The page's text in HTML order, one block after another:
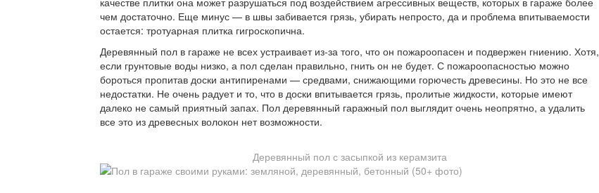
чем достаточно. Еще минус — в швы забивается грязь, убирать непросто, да и проблема впитываемости
остается: тротуарная плитка гигроскопична.
Деревянный пол в гараже не всех устраивает из-за того, что он пожароопасен и подвержен гниению. Хотя,
если грунтовые воды низко, а пол сделан правильно, гнить он не будет. С пожароопасностью можно
бороться пропитав доски антипиренами — средвами, снижающими горючесть древесины. Но это не все
недостатки. Не очень радует и то, что в доски впитывается грязь, пролитые жидкости, которые имеют
далеко не самый приятный запах. Пол деревянный гаражный пол выглядит очень неопрятно, а удалить
все это из древесных волокон нет возможности.
Деревянный пол с засыпкой из керамзита